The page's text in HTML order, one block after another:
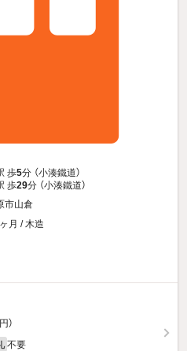
歩5分 （小湊鐵道）
歩29分 （小湊鐵道）
市山倉
月 / 木造
）
不要